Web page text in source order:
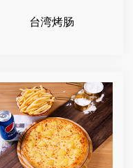
台湾烤肠